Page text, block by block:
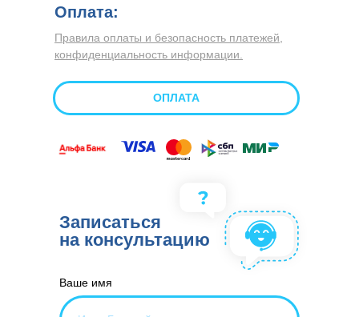
Правила оплаты и безопасность платежей,
конфиденциальность информации.
Оплата:
ОПЛАТА
Ваше имя
Записаться
на консультацию